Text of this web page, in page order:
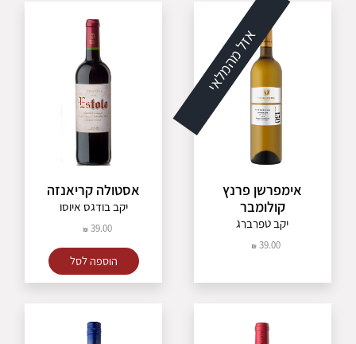
אזל מהמלאי
אימפרשן פרנץ
קולומבר
יקב טפרברג
39.00
אסטולה קריאנזה
יקב בודגס איוסו
39.00
הוספה לסל